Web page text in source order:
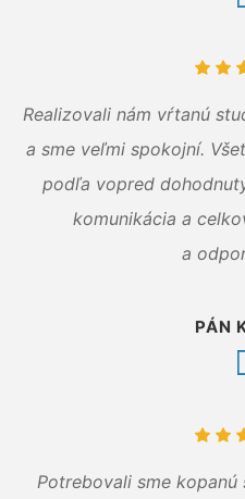
Realizovali nám vŕtanú
a sme veľmi spokojní.
podľa vopred
komunikácia a
a
PÁN
Potrebovali sme